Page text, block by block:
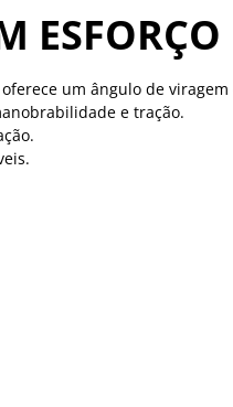
ESFORÇO
um ângulo de viragem
e tração.